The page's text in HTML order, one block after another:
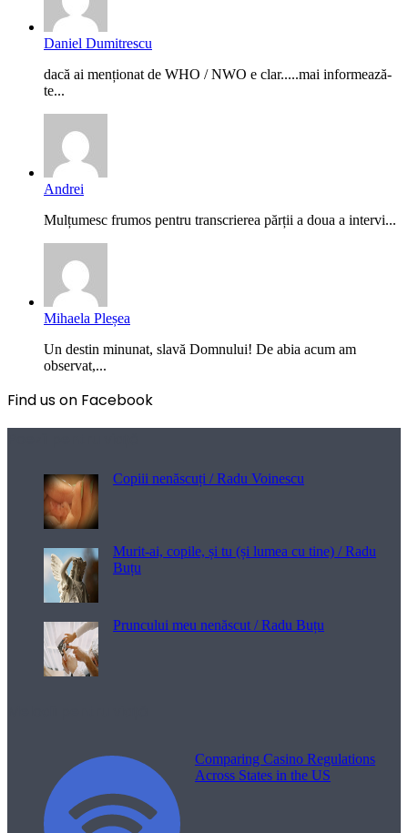
Daniel Dumitrescu
dacă ai menționat de WHO / NWO e clar.....mai informează-
te...
Andrei
Mulțumesc frumos pentru transcrierea părții a doua a intervi...
Mihaela Pleșea
Un destin minunat, slavă Domnului! De abia acum am
observat,...
Find us on Facebook
Copiii nenăscuți / Radu Voinescu
Murit-ai, copile, și tu (și lumea cu tine) / Radu
Buțu
Pruncului meu nenăscut / Radu Buțu
Comparing Casino Regulations
Across States in the US